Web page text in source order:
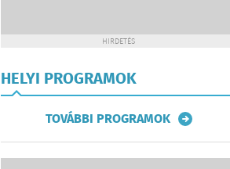
HIRDETÉS
HELYI PROGRAMOK
TOVÁBBI PROGRAMOK